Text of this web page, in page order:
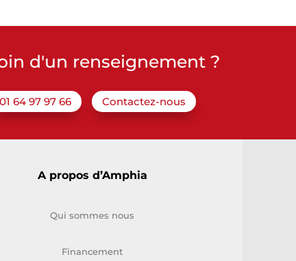
d'un renseignement ?
01 64 97 97 66 Contactez-nous
A propos d’Amphia
Qui sommes nous
Financement